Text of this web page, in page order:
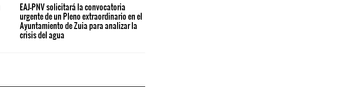
EAJ-PNV solicitará la convocatoria
urgente de un Pleno extraordinario en el
Ayuntamiento de Zuia para analizar la
crisis del agua